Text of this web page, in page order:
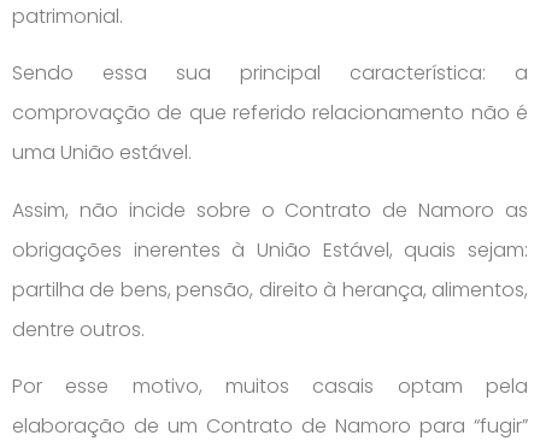
patrimonial.
Sendo essa sua principal característica: a
comprovação de que referido relacionamento não é
uma União estável.
Assim, não incide sobre o Contrato de Namoro as
obrigações inerentes à União Estável, quais sejam:
partilha de bens, pensão, direito à herança, alimentos,
dentre outros.
Por esse motivo, muitos casais optam pela
elaboração de um Contrato de Namoro para “fugir”